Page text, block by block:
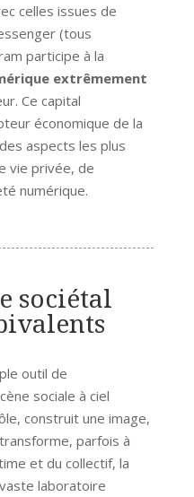
celles issues de
(tous
participe à la
extrêmement
Ce capital
économique de la
aspects les plus
vie privée, de
numérique.
sociétal
outil de
sociale à ciel
construit une image,
parfois à
et du collectif, la
laboratoire